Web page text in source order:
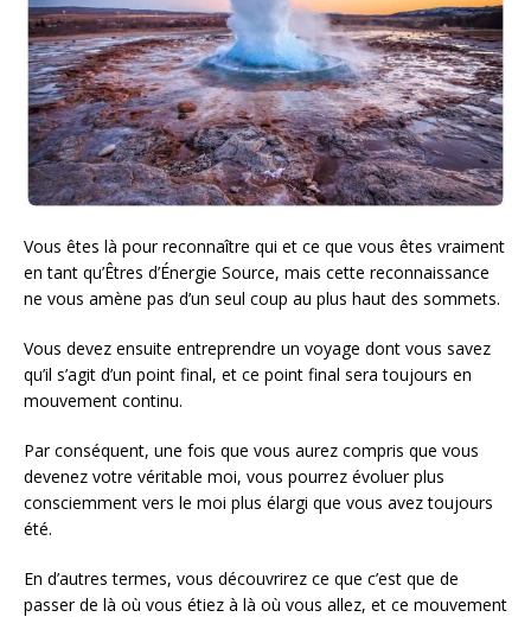
Vous êtes là pour reconnaître qui et ce que vous êtes vraiment
en tant qu’Êtres d’Énergie Source, mais cette reconnaissance
ne vous amène pas d’un seul coup au plus haut des sommets.
Vous devez ensuite entreprendre un voyage dont vous savez
qu’il s’agit d’un point final, et ce point final sera toujours en
mouvement continu.
Par conséquent, une fois que vous aurez compris que vous
devenez votre véritable moi, vous pourrez évoluer plus
consciemment vers le moi plus élargi que vous avez toujours
été.
En d’autres termes, vous découvrirez ce que c’est que de
passer de là où vous étiez à là où vous allez, et ce mouvement